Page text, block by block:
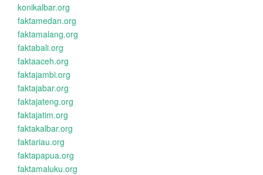
konikalbar.org
faktamedan.org
faktamalang.org
faktabali.org
faktaaceh.org
faktajambi.org
faktajabar.org
faktajateng.org
faktajatim.org
faktakalbar.org
faktariau.org
faktapapua.org
faktamaluku.org